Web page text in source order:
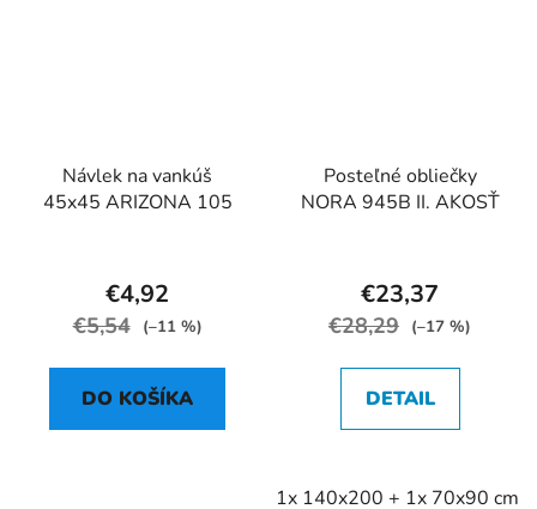
Návlek na vankúš
45x45 ARIZONA 105
€4,92
€5,54 (–11 %)
DO KOŠÍKA
Posteľné obliečky
NORA 945B II. AKOSŤ
€23,37
€28,29 (–17 %)
DETAIL
1x 140x200 + 1x 70x90 cm